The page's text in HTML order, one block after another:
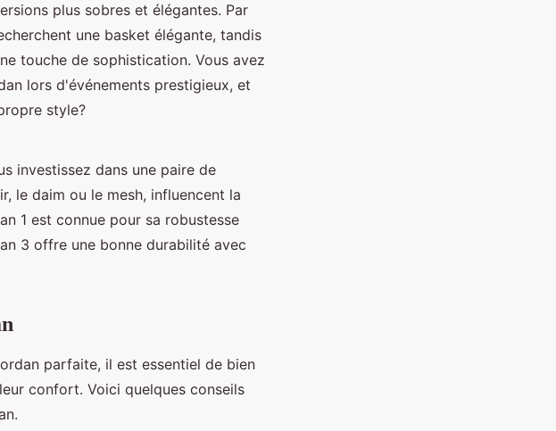
plus sobres et élégantes. Par
une basket élégante, tandis
touche de sophistication. Vous avez
lors d'événements prestigieux, et
style?
investissez dans une paire de
le daim ou le mesh, influencent la
1 est connue pour sa robustesse
3 offre une bonne durabilité avec
parfaite, il est essentiel de bien
confort. Voici quelques conseils